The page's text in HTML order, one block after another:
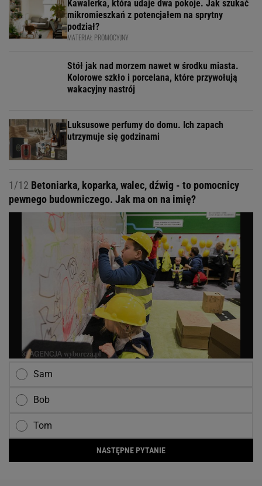
Kawalerka, która udaje dwa pokoje. Jak szukać
mikromieszkań z potencjałem na sprytny
podział?
MATERIAŁ PROMOCYJNY
Stół jak nad morzem nawet w środku miasta.
Kolorowe szkło i porcelana, które przywołują
wakacyjny nastrój
Luksusowe perfumy do domu. Ich zapach
utrzymuje się godzinami
1/12 Betoniarka, koparka, walec, dźwig - to pomocnicy
pewnego budowniczego. Jak ma on na imię?
Sam
Bob
Tom
NASTĘPNE PYTANIE